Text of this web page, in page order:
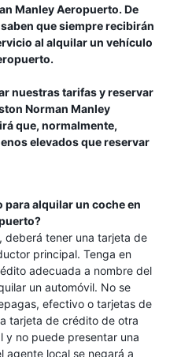
Manley Aeropuerto. De
que siempre recibirán
al alquilar un vehículo
.
nuestras tarifas y reservar
Norman Manley
que, normalmente,
elevados que reservar
para alquilar un coche en
?
deberá tener una tarjeta de
principal. Tenga en
adecuada a nombre del
un automóvil. No se
efectivo o tarjetas de
tarjeta de crédito de otra
y no puede presentar una
agente local se negará a